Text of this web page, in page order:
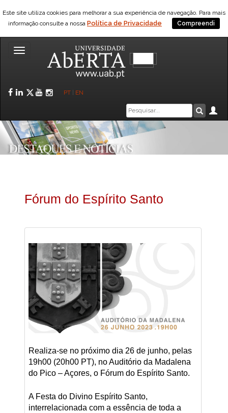
Este site utiliza cookies para melhorar a sua experiência de navegação. Para mais
informação consulte a nossa Política de Privacidade Compreendi
Toggle
Facebook
LinkedIn
Twitter
YouTube
Instagram
PT EN
Caixa
de
pesquisa
Fórum do Espírito Santo
Realiza-se no próximo dia 26 de junho, pelas
19h00 (20h00 PT), no Auditório da Madalena
do Pico – Açores, o Fórum do Espírito Santo.
A Festa do Divino Espírito Santo,
interrelacionada com a essência de toda a